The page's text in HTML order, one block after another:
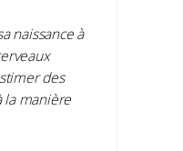
naissance à
des
la manière